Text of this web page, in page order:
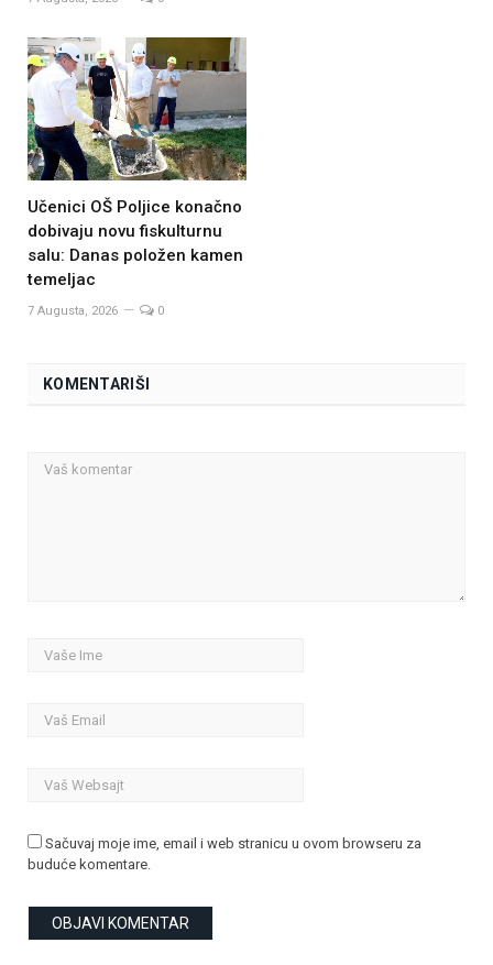
Učenici OŠ Poljice konačno
dobivaju novu fiskulturnu
salu: Danas položen kamen
temeljac
7 Augusta, 2026 0
KOMENTARIŠI
Sačuvaj moje ime, email i web stranicu u ovom browseru za
buduće komentare.